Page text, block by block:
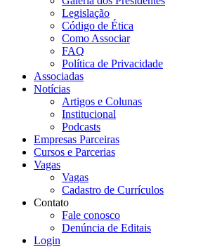
Legislação
Código de Ética
Como Associar
FAQ
Política de Privacidade
Associadas
Notícias
Artigos e Colunas
Institucional
Podcasts
Empresas Parceiras
Cursos e Parcerias
Vagas
Vagas
Cadastro de Currículos
Contato
Fale conosco
Denúncia de Editais
Login